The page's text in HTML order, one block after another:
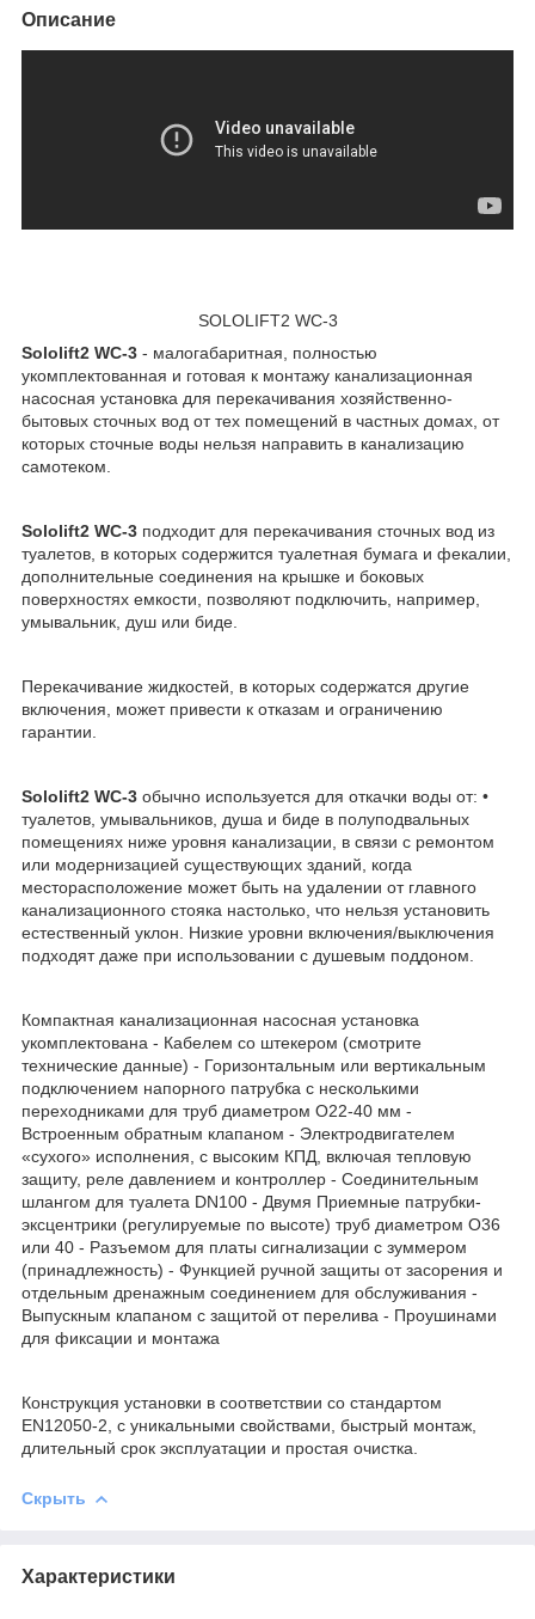
Описание
SOLOLIFT2 WC-3
Sololift2 WC-3 - малогабаритная, полностью
укомплектованная и готовая к монтажу канализационная
насосная установка для перекачивания хозяйственно-
бытовых сточных вод от тех помещений в частных домах, от
которых сточные воды нельзя направить в канализацию
самотеком.
Sololift2 WC-3 подходит для перекачивания сточных вод из
туалетов, в которых содержится туалетная бумага и фекалии,
дополнительные соединения на крышке и боковых
поверхностях емкости, позволяют подключить, например,
умывальник, душ или биде.
Перекачивание жидкостей, в которых содержатся другие
включения, может привести к отказам и ограничению
гарантии.
Sololift2 WC-3 обычно используется для откачки воды от: •
туалетов, умывальников, душа и биде в полуподвальных
помещениях ниже уровня канализации, в связи с ремонтом
или модернизацией существующих зданий, когда
месторасположение может быть на удалении от главного
канализационного стояка настолько, что нельзя установить
естественный уклон. Низкие уровни включения/выключения
подходят даже при использовании с душевым поддоном.
Компактная канализационная насосная установка
укомплектована - Кабелем со штекером (смотрите
технические данные) - Горизонтальным или вертикальным
подключением напорного патрубка с несколькими
переходниками для труб диаметром O22-40 мм -
Встроенным обратным клапаном - Электродвигателем
«сухого» исполнения, с высоким КПД, включая тепловую
защиту, реле давлением и контроллер - Соединительным
шлангом для туалета DN100 - Двумя Приемные патрубки-
эксцентрики (регулируемые по высоте) труб диаметром O36
или 40 - Разъемом для платы сигнализации с зуммером
(принадлежность) - Функцией ручной защиты от засорения и
отдельным дренажным соединением для обслуживания -
Выпускным клапаном с защитой от перелива - Проушинами
для фиксации и монтажа
Конструкция установки в соответствии со стандартом
EN12050-2, с уникальными свойствами, быстрый монтаж,
длительный срок эксплуатации и простая очистка.
Скрыть
Характеристики